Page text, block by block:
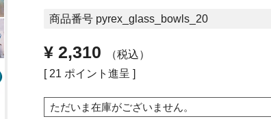
商品番号 pyrex_glass_bowls_20
¥ 2,310
税込
[ 21 ポイント進呈 ]
ただいま在庫がございません。